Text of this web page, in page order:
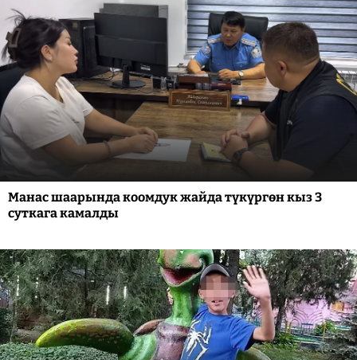
Манас шаарында коомдук жайда түкүргөн кыз 3
суткага камалды